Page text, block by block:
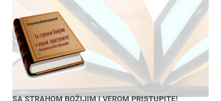
SA STRAHOM BOŽIJIM I VEROM PRISTUPITE!